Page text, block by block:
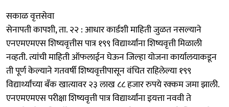
सकाळ वृत्तसेवा
सेनापती कापशी, ता. २२ : आधार कार्डशी माहिती जुळत नसल्याने
एनएमएमएस शिष्यवृत्तीस पात्र १९९ विद्यार्थ्यांना शिष्यवृत्ती मिळाली
नव्हती. त्यांची माहिती ऑफलाईन घेऊन जिल्हा योजना कार्यालयाकडून
ती पूर्ण केल्याने गतवर्षी शिष्यवृत्तीपासून वंचित राहिलेल्या १९९
विद्यार्थ्यांच्या बँक खात्यावर २३ लाख ८८ हजार रुपये रक्कम जमा झाली.
एनएमएमएस परीक्षा शिष्यवृत्ती पात्र विद्यार्थ्यांना इयत्ता नववी ते